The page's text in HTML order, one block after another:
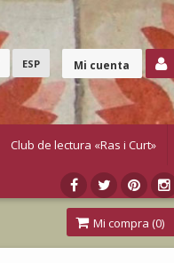
Mi cuenta
ESP
Club de lectura «Ras i Curt»
Mi compra (0)